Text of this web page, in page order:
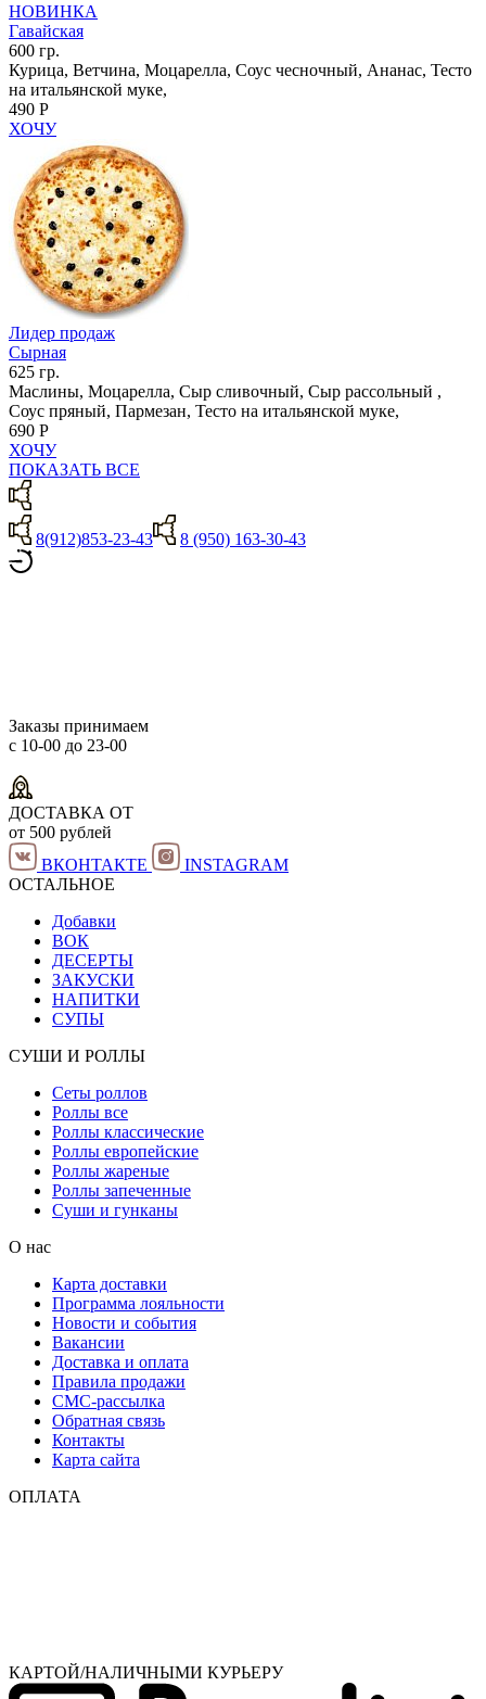
НОВИНКА
Гавайская
600 гр.
Курица, Ветчина, Моцарелла, Соус чесночный, Ананас, Тесто
на итальянской муке,
490 Р
ХОЧУ
Лидер продаж
Сырная
625 гр.
Маслины, Моцарелла, Сыр сливочный, Сыр рассольный ,
Соус пряный, Пармезан, Тесто на итальянской муке,
690 Р
ХОЧУ
ПОКАЗАТЬ ВСЕ
8(912)853-23-43 8 (950) 163-30-43
Заказы принимаем
с 10-00 до 23-00
ДОСТАВКА ОТ
от 500 рублей
ВКОНТАКТЕ
INSTAGRAM
ОСТАЛЬНОЕ
Добавки
ВОК
ДЕСЕРТЫ
ЗАКУСКИ
НАПИТКИ
СУПЫ
СУШИ И РОЛЛЫ
Сеты роллов
Роллы все
Роллы классические
Роллы европейские
Роллы жареные
Роллы запеченные
Суши и гунканы
О нас
Карта доставки
Программа лояльности
Новости и события
Вакансии
Доставка и оплата
Правила продажи
СМС-рассылка
Обратная связь
Контакты
Карта сайта
ОПЛАТА
КАРТОЙ/НАЛИЧНЫМИ КУРЬЕРУ